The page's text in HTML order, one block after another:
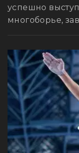
успешно
многоборье,